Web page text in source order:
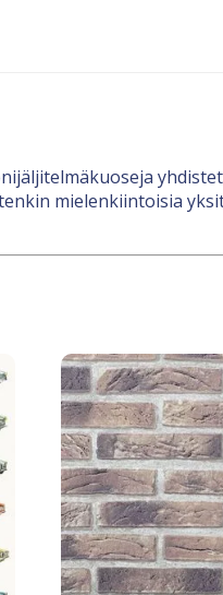
mielenkiintoisia